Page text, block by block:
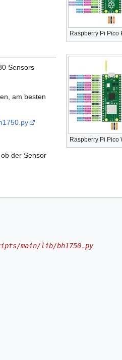
Raspberry Pi Pico
Raspberry Pi Pico
Sensors
am besten
der Sensor
main/lib/bh1750.py